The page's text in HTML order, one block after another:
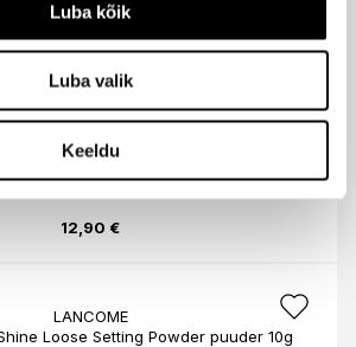
Luba kõik
Luba valik
Keeldu
PROFESSIONAL MAKEUP
Sculpt näokontuurimise palett
16,90 €
12,90 €
LANCOME
Loose Setting Powder puuder 10g